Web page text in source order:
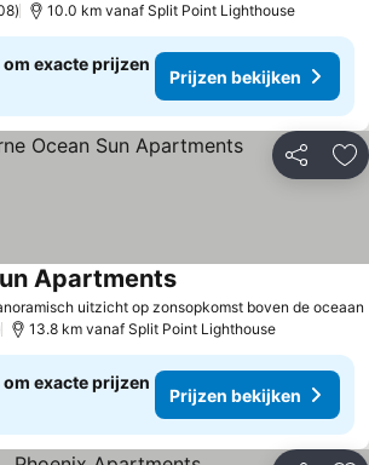
10.0 km vanaf Split Point Lighthouse
exacte prijzen
Prijzen bekijken
Delen
uitzicht op zonsopkomst boven de oceaan
Apartments
13.8 km vanaf Split Point Lighthouse
exacte prijzen
Prijzen bekijken